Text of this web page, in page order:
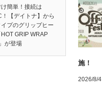
簡単！接続は
！【デイトナ】から
プのグリップヒー
GRIP WRAP
が登場
施！
2026/8/4